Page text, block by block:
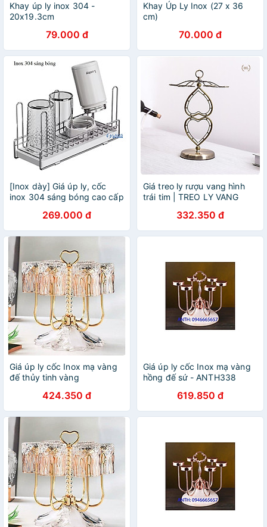
Khay úp ly inox 304 -
20x19.3cm
79.000 đ
Khay Úp Ly Inox (27 x 36
cm)
70.000 đ
[Inox dày] Giá úp ly, cốc
inox 304 sáng bóng cao cấp
269.000 đ
Giá treo ly rượu vang hình
trái tim | TREO LY VANG
332.350 đ
Giá úp ly cốc Inox mạ vàng
đế thủy tinh vàng
424.350 đ
Giá úp ly cốc Inox mạ vàng
hồng đế sứ - ANTH338
619.850 đ